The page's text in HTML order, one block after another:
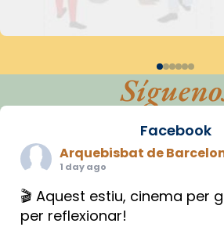
Facebook
Arquebisbat de
1 day ago
🎬 Aquest estiu, cinema per
per reflexionar!